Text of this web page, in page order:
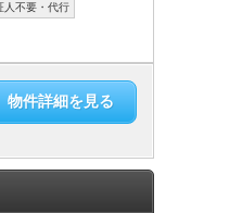
人不要・代行
物件詳細を見る